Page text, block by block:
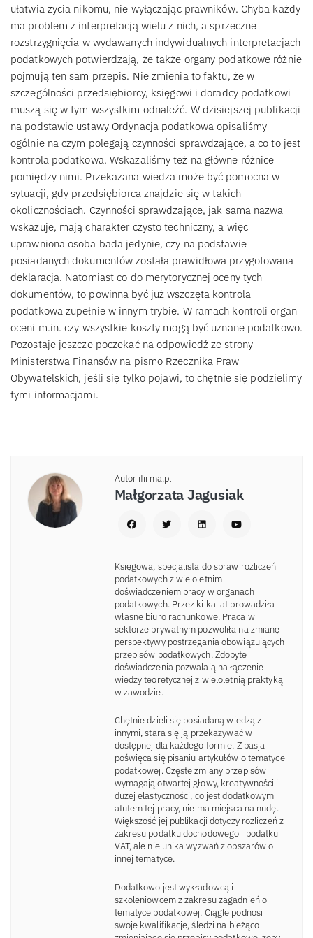
ułatwia życia nikomu, nie wyłączając prawników. Chyba każdy
ma problem z interpretacją wielu z nich, a sprzeczne
rozstrzygnięcia w wydawanych indywidualnych interpretacjach
podatkowych potwierdzają, że także organy podatkowe różnie
pojmują ten sam przepis. Nie zmienia to faktu, że w
szczególności przedsiębiorcy, księgowi i doradcy podatkowi
muszą się w tym wszystkim odnaleźć. W dzisiejszej publikacji
na podstawie ustawy Ordynacja podatkowa opisaliśmy
ogólnie na czym polegają czynności sprawdzające, a co to jest
kontrola podatkowa. Wskazaliśmy też na główne różnice
pomiędzy nimi. Przekazana wiedza może być pomocna w
sytuacji, gdy przedsiębiorca znajdzie się w takich
okolicznościach. Czynności sprawdzające, jak sama nazwa
wskazuje, mają charakter czysto techniczny, a więc
uprawniona osoba bada jedynie, czy na podstawie
posiadanych dokumentów została prawidłowa przygotowana
deklaracja. Natomiast co do merytorycznej oceny tych
dokumentów, to powinna być już wszczęta kontrola
podatkowa zupełnie w innym trybie. W ramach kontroli organ
oceni m.in. czy wszystkie koszty mogą być uznane podatkowo.
Pozostaje jeszcze poczekać na odpowiedź ze strony
Ministerstwa Finansów na pismo Rzecznika Praw
Obywatelskich, jeśli się tylko pojawi, to chętnie się podzielimy
tymi informacjami.
Autor ifirma.pl
Małgorzata Jagusiak
Księgowa, specjalista do spraw rozliczeń
podatkowych z wieloletnim
doświadczeniem pracy w organach
podatkowych. Przez kilka lat prowadziła
własne biuro rachunkowe. Praca w
sektorze prywatnym pozwoliła na zmianę
perspektywy postrzegania obowiązujących
przepisów podatkowych. Zdobyte
doświadczenia pozwalają na łączenie
wiedzy teoretycznej z wieloletnią praktyką
w zawodzie.
Chętnie dzieli się posiadaną wiedzą z
innymi, stara się ją przekazywać w
dostępnej dla każdego formie. Z pasja
poświęca się pisaniu artykułów o tematyce
podatkowej. Częste zmiany przepisów
wymagają otwartej głowy, kreatywności i
dużej elastyczności, co jest dodatkowym
atutem tej pracy, nie ma miejsca na nudę.
Większość jej publikacji dotyczy rozliczeń z
zakresu podatku dochodowego i podatku
VAT, ale nie unika wyzwań z obszarów o
innej tematyce.
Dodatkowo jest wykładowcą i
szkoleniowcem z zakresu zagadnień o
tematyce podatkowej. Ciągle podnosi
swoje kwalifikacje, śledzi na bieżąco